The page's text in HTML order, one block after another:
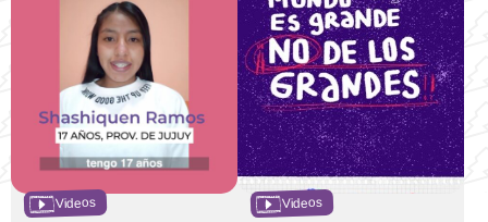
Videos Videos